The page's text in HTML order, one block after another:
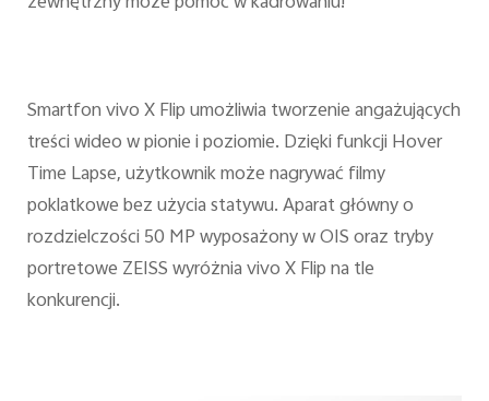
Smartfon vivo X Flip umożliwia tworzenie angażujących
treści wideo w pionie i poziomie. Dzięki funkcji Hover
Time Lapse, użytkownik może nagrywać filmy
poklatkowe bez użycia statywu. Aparat główny o
rozdzielczości 50 MP wyposażony w OIS oraz tryby
portretowe ZEISS wyróżnia vivo X Flip na tle
konkurencji.